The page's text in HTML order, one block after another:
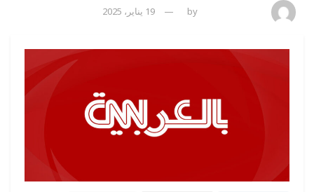
by 19 يناير، 2025